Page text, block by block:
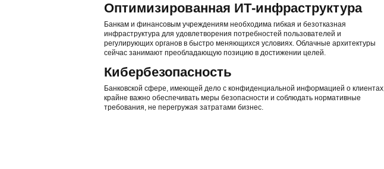
Оптимизированная ИТ-инфраструктура
Банкам и финансовым учреждениям необходима гибкая и безотказная
инфраструктура для удовлетворения потребностей пользователей и
регулирующих органов в быстро меняющихся условиях. Облачные архитектуры
сейчас занимают преобладающую позицию в достижении целей.
Кибербезопасность
Банковской сфере, имеющей дело с конфиденциальной информацией о клиентах,
крайне важно обеспечивать меры безопасности и соблюдать нормативные
требования, не перегружая затратами бизнес.